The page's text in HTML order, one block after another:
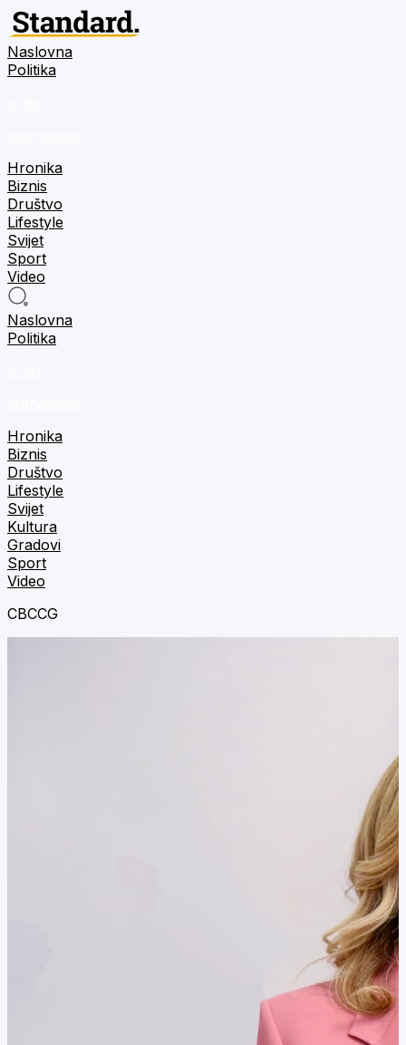
Naslovna
Politika
Hronika
Biznis
Društvo
Lifestyle
Svijet
Sport
Video
Naslovna
Politika
Hronika
Biznis
Društvo
Lifestyle
Svijet
Kultura
Gradovi
Sport
Video
CBCCG